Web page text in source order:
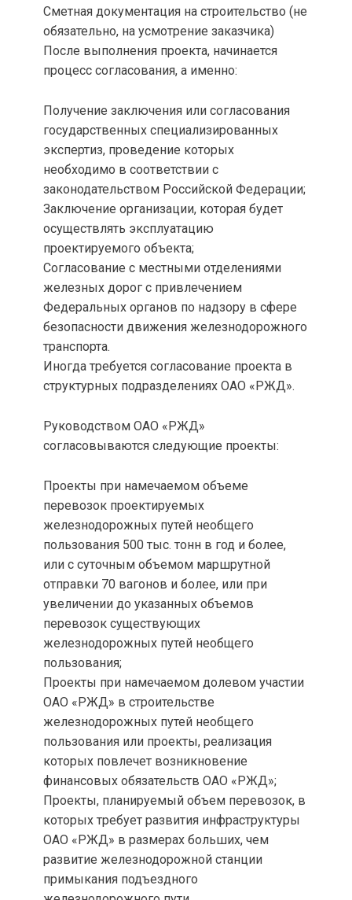
Сметная документация на строительство (не
обязательно, на усмотрение заказчика)
После выполнения проекта, начинается
процесс согласования, а именно:
Получение заключения или согласования
государственных специализированных
экспертиз, проведение которых
необходимо в соответствии с
законодательством Российской Федерации;
Заключение организации, которая будет
осуществлять эксплуатацию
проектируемого объекта;
Согласование с местными отделениями
железных дорог с привлечением
Федеральных органов по надзору в сфере
безопасности движения железнодорожного
транспорта.
Иногда требуется согласование проекта в
структурных подразделениях ОАО «РЖД».
Руководством ОАО «РЖД»
согласовываются следующие проекты:
Проекты при намечаемом объеме
перевозок проектируемых
железнодорожных путей необщего
пользования 500 тыс. тонн в год и более,
или с суточным объемом маршрутной
отправки 70 вагонов и более, или при
увеличении до указанных объемов
перевозок существующих
железнодорожных путей необщего
пользования;
Проекты при намечаемом долевом участии
ОАО «РЖД» в строительстве
железнодорожных путей необщего
пользования или проекты, реализация
которых повлечет возникновение
финансовых обязательств ОАО «РЖД»;
Проекты, планируемый объем перевозок, в
которых требует развития инфраструктуры
ОАО «РЖД» в размерах больших, чем
развитие железнодорожной станции
примыкания подъездного